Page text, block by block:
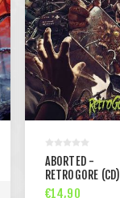
ABORTED -
RETROGORE (CD)
€14,90